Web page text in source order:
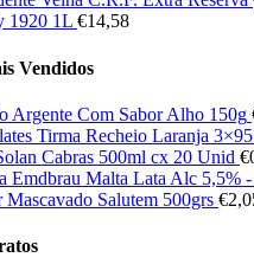
1920 1L €14,58
Vendidos
Argente Com Sabor Alho 150g
Tirma Recheio Laranja
Cabras 500ml cx 20 Unid €
Emdbrau Malta Lata Alc 5,5%
Mascavado Salutem 500grs €